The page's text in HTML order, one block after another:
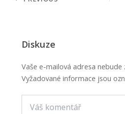
Diskuze
Vaše e-mailová adresa nebude
Vyžadované informace jsou
komentář